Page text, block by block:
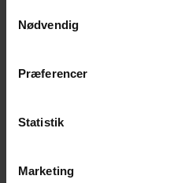
tilbage eller ændre
"Cookiedeklaration", eller
at kunne levere og
Nødvendig
Præferencer
Statistik
MarketingLÆS